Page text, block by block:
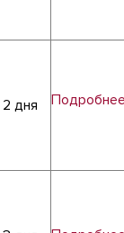
2 дня